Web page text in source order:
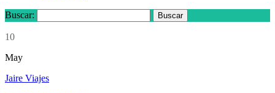
Buscar:
10
May
Jaire Viajes